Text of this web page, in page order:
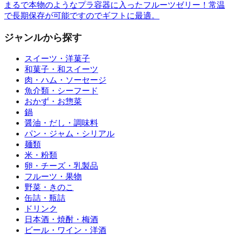
まるで本物のようなプラ容器に入ったフルーツゼリー！常温
で長期保存が可能ですのでギフトに最適。
ジャンルから探す
スイーツ・洋菓子
和菓子・和スイーツ
肉・ハム・ソーセージ
魚介類・シーフード
おかず・お惣菜
鍋
醤油・だし・調味料
パン・ジャム・シリアル
麺類
米・粉類
卵・チーズ・乳製品
フルーツ・果物
野菜・きのこ
缶詰・瓶詰
ドリンク
日本酒・焼酎・梅酒
ビール・ワイン・洋酒